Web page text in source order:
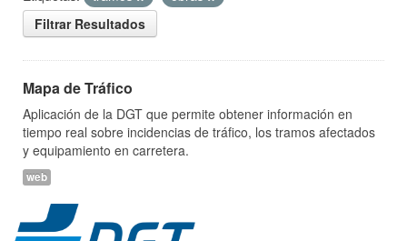
Filtrar Resultados
Mapa de Tráfico
Aplicación de la DGT que permite obtener información en
tiempo real sobre incidencias de tráfico, los tramos afectados
y equipamiento en carretera.
web